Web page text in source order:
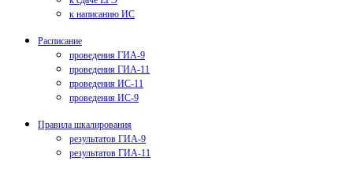
к написанию ИС
Расписание
проведения ГИА-9
проведения ГИА-11
проведения ИС-11
проведения ИС-9
Правила шкалирования
результатов ГИА-9
результатов ГИА-11